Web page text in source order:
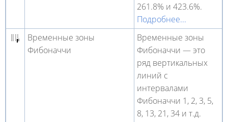
261.8% и 423.6%.
Подробнее...
Временные зоны
Фибоначчи
Временные зоны
Фибоначчи — это
ряд вертикальных
линий с
интервалами
Фибоначчи 1, 2, 3, 5,
8, 13, 21, 34 и т.д.